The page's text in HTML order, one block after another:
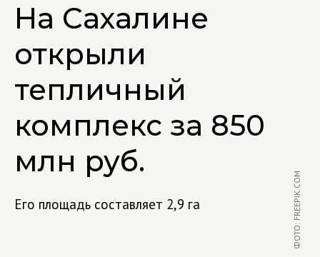
На Сахалине
открыли
тепличный
комплекс за 850
млн руб.
Его площадь составляет 2,9 га ФОТО: FREEPIK.COM